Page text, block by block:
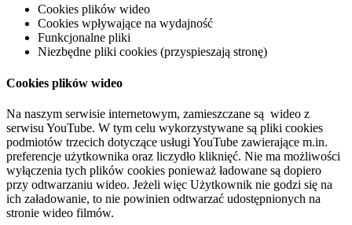
Cookies plików wideo
Cookies wpływające na wydajność
Funkcjonalne pliki
Niezbędne pliki cookies (przyspieszają stronę)
Cookies plików wideo
Na naszym serwisie internetowym, zamieszczane są wideo z
serwisu YouTube. W tym celu wykorzystywane są pliki cookies
podmiotów trzecich dotyczące usługi YouTube zawierające m.in.
preferencje użytkownika oraz liczydło kliknięć. Nie ma możliwości
wyłączenia tych plików cookies ponieważ ładowane są dopiero
przy odtwarzaniu wideo. Jeżeli więc Użytkownik nie godzi się na
ich załadowanie, to nie powinien odtwarzać udostępnionych na
stronie wideo filmów.